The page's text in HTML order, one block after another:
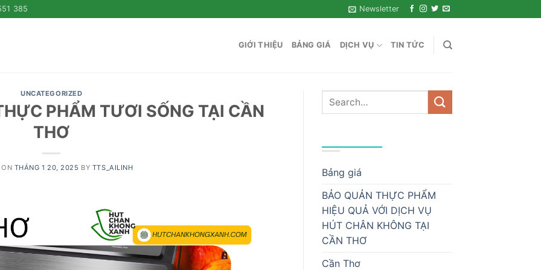
385 Newsletter
GIỚI THIỆU BẢNG GIÁ DỊCH VỤ TIN TỨC
UNCATEGORIZED
PHẨM TƯƠI SỐNG TẠI CẦN
THƠ
ON THÁNG 1 20, 2025 BY TTS_AILINH
Bảng giá
BẢO QUẢN THỰC PHẨM
HIỆU QUẢ VỚI DỊCH VỤ
HÚT CHÂN KHÔNG TẠI
CẦN THƠ
Cần Thơ